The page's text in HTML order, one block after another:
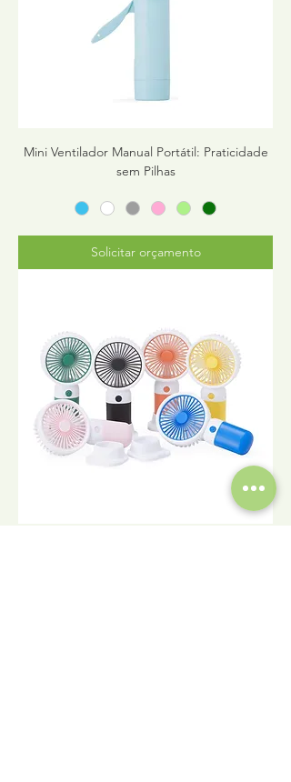
Mini Ventilador Manual Portátil: Praticidade
sem Pilhas
Solicitar orçamento